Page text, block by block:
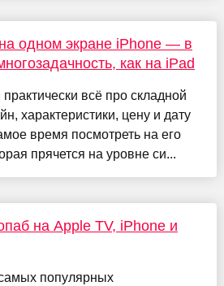
одном экране iPhone — в
как на iPad
всё про складной
характеристики, цену и дату
время посмотреть на его
прячется на уровне си...
на Apple TV, iPhone и
популярных